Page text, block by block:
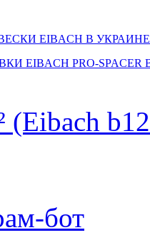
EIBACH В
EIBACH PRO-SPACER
(Eibach
бот